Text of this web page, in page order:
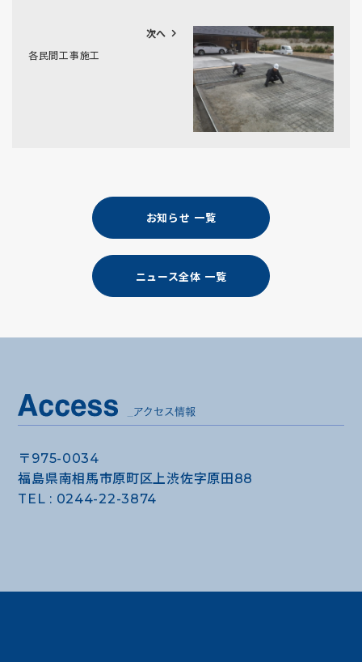
chevron_right
次へ
各民間工事施工
お知らせ 一覧
ニュース全体 一覧
〒975-0034
福島県南相馬市原町区上渋佐字原田88
TEL : 0244-22-3874